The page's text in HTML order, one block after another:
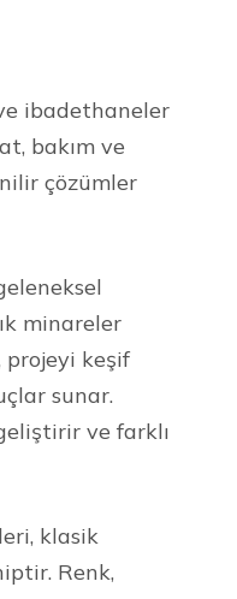
ibadethaneler
bakım ve
çözümler
minareler
keşif
sunar.
ve farklı
klasik
Renk,